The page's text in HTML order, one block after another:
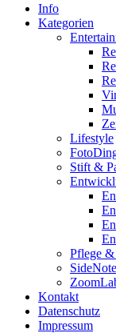
Info
Kategorien
Lifestyle
Stift &
Pflege
Kontakt
Datenschutz
Impressum